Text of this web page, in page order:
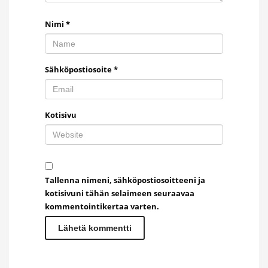
Nimi *
Sähköpostiosoite*
Kotisivu
Tallenna nimeni, sähköpostiosoitteeni ja
kotisivuni tähän selaimeen seuraavaa
kommentointikertaa varten.